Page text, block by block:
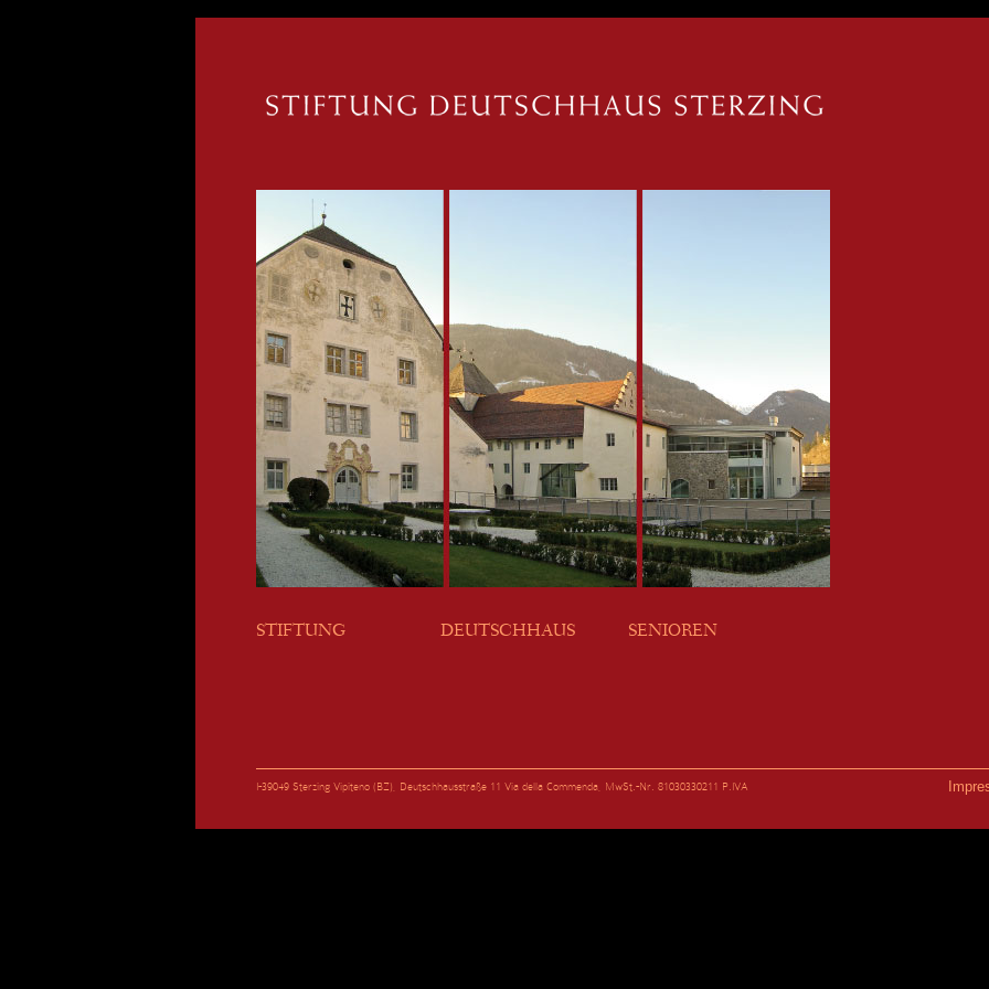
STIFTUNG DEUTSCHHAUS SENIOREN
I-39049 Sterzing Vipiteno (BZ), Deutschhausstraße 11 Via della Commenda, MwSt.-Nr. 81030330211 P.IVA